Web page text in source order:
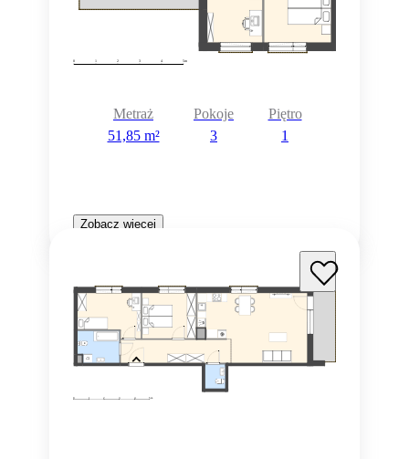
Metraż
51,85 m²
Pokoje
3
Piętro
1
Zobacz więcej